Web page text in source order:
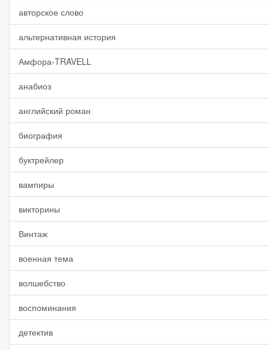
авторское слово
альтернативная история
Амфора-TRAVELL
анабиоз
английский роман
биография
буктрейлер
вампиры
викторины
Винтаж
военная тема
волшебство
воспоминания
детектив